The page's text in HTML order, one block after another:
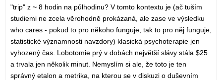
"trip" z ~ 8 hodin na půlhodinu? V tomto kontextu je (ač tuším
studiemi ne zcela věrohodně prokázaná, ale zase ve výsledku
who cares - pokud to pro někoho funguje, tak to pro něj funguje,
statistické významnosti navzdory) klasická psychoterapie jen
vyhozený čas. Lobotomie prý v dobách největší slávy stála $25
a trvala jen několik minut. Nemyslím si ale, že toto je ten
správný etalon a metrika, na kterou se v diskuzi o duševním